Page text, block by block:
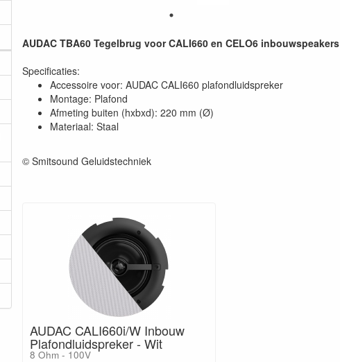
AUDAC TBA60 Tegelbrug voor CALI660 en CELO6 inbouwspeakers
Specificaties:
Accessoire voor: AUDAC CALI660 plafondluidspreker
Montage: Plafond
Afmeting buiten (hxbxd): 220 mm (Ø)
Materiaal: Staal
© Smitsound Geluidstechniek
AUDAC CALI660i/W Inbouw
Plafondluidspreker - Wit
8 Ohm - 100V